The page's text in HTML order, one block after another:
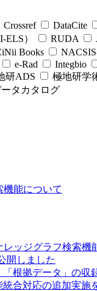
Crossref DataCite
ELS）
RUDA
Books
e-Rad Integbio
研ADS
極地研学
タカタログ
機能について
レッジグラフ検索機
開しました
「根拠データ」の収
統合対応の追加実施